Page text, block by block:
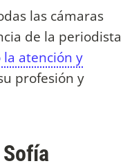
las cámaras
de la periodista
atención y
profesión y